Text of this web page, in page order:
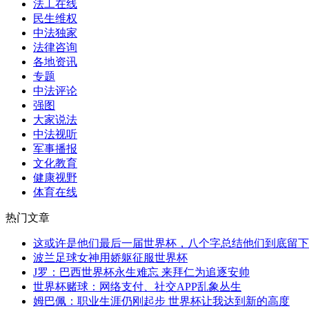
法工在线
民生维权
中法独家
法律咨询
各地资讯
专题
中法评论
强图
大家说法
中法视听
军事播报
文化教育
健康视野
体育在线
热门文章
这或许是他们最后一届世界杯，八个字总结他们到底留
波兰足球女神用娇躯征服世界杯
J罗：巴西世界杯永生难忘 来拜仁为追逐安帅
世界杯赌球：网络支付、社交APP乱象丛生
姆巴佩：职业生涯仍刚起步 世界杯让我达到新的高度